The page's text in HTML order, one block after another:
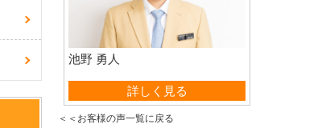
池野 勇人
資産管理部詳しく見る
＜＜お客様の声一覧に戻る